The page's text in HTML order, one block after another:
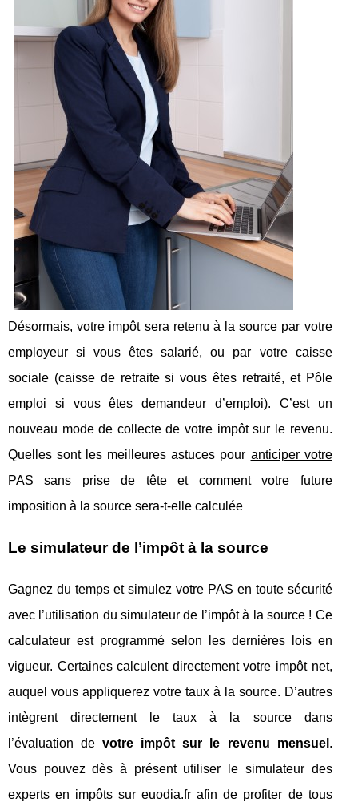
Désormais, votre impôt sera retenu à la source par votre
employeur si vous êtes salarié, ou par votre caisse
sociale (caisse de retraite si vous êtes retraité, et Pôle
emploi si vous êtes demandeur d’emploi). C’est un
nouveau mode de collecte de votre impôt sur le revenu.
Quelles sont les meilleures astuces pour anticiper votre
PAS sans prise de tête et comment votre future
imposition à la source sera-t-elle calculée
Le simulateur de l’impôt à la source
Gagnez du temps et simulez votre PAS en toute sécurité
avec l’utilisation du simulateur de l’impôt à la source ! Ce
calculateur est programmé selon les dernières lois en
vigueur. Certaines calculent directement votre impôt net,
auquel vous appliquerez votre taux à la source. D’autres
intègrent directement le taux à la source dans
l’évaluation devotre impôt sur le revenu mensuel .
Vous pouvez dès à présent utiliser le simulateur des
experts en impôts sureuodia.fr afin de profiter de tous